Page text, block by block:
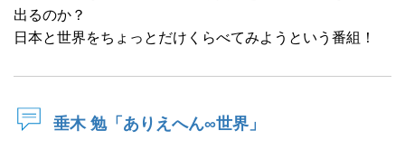
出るのか？
日本と世界をちょっとだけくらべてみようという番組！
垂木 勉「ありえへん∞世界」